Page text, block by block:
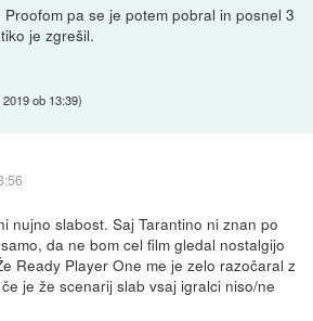
pa se je potem pobral in posnel 3
je zgrešil.
2019 ob 13:39)
nujno slabost. Saj Tarantino ni znan po
da ne bom cel film gledal nostalgijo
Ready Player One me je zelo razočaral z
je že scenarij slab vsaj igralci niso/ne